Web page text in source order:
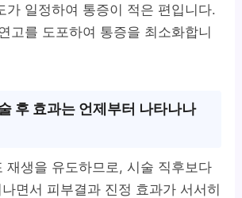
가 일정하여 통증이 적은 편입니다.
고를 도포하여 통증을 최소화합니
후 효과는 언제부터 나타나나
재생을 유도하므로, 시술 직후보다
면서 피부결과 진정 효과가 서서히